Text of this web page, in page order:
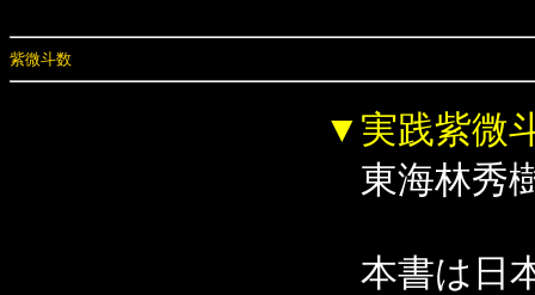
紫微斗数
▼実践紫微
東海林秀
本書は日